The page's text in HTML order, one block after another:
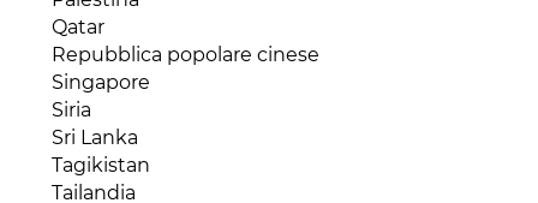
Senegal
Seychelles
Sierra Leone
Somalia
Sud Africa
Sudan
Tanzania
Qatar
Repubblica popolare cinese
Singapore
Siria
Sri Lanka
Tagikistan
Tailandia